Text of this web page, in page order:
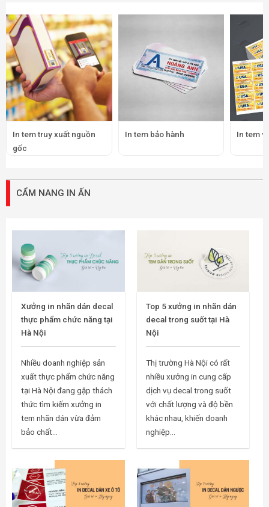
In tem truy xuất nguồn
gốc
In tem bảo hành In tem
CẨM NANG IN ẤN
Xưởng in nhãn dán decal
thực phẩm chức năng tại
Hà Nội
Nhiều doanh nghiệp sản
xuất thực phẩm chức năng
tại Hà Nội đang gặp thách
thức tìm kiếm xưởng in
tem nhãn dán vừa đảm
bảo chất...
Top 5 xưởng in nhãn dán
decal trong suốt tại Hà
Nội
Thị trường Hà Nội có rất
nhiều xưởng in cung cấp
dịch vụ decal trong suốt
với chất lượng và độ bền
khác nhau, khiến doanh
nghiệp...